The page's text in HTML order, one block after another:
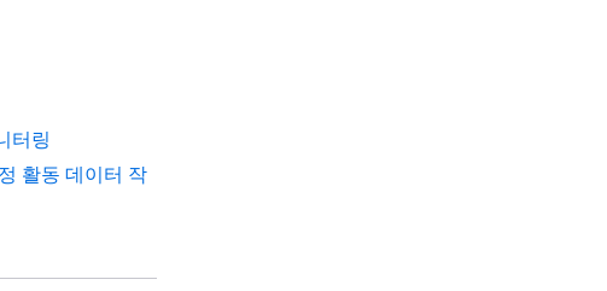
터링
활동 데이터 작